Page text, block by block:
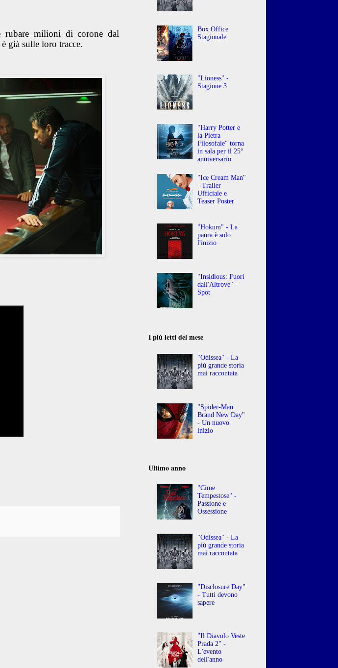
milioni di corone dal
già sulle loro tracce.
Box Office
Stagionale
"Lioness" -
Stagione 3
"Harry Potter e
la Pietra
Filosofale" torna
in sala per il 25°
anniversario
"Ice Cream Man"
- Trailer
Ufficiale e
Teaser Poster
"Hokum" - La
paura è solo
l'inizio
"Insidious: Fuori
dall'Altrove" -
Spot
I più letti del mese
"Odissea" - La
più grande storia
mai raccontata
"Spider-Man:
Brand New Day"
- Un nuovo
inizio
Ultimo anno
"Cime
Tempestose" -
Passione e
Ossessione
"Odissea" - La
più grande storia
mai raccontata
"Disclosure Day"
- Tutti devono
sapere
"Il Diavolo Veste
Prada 2" -
L'evento
dell'anno